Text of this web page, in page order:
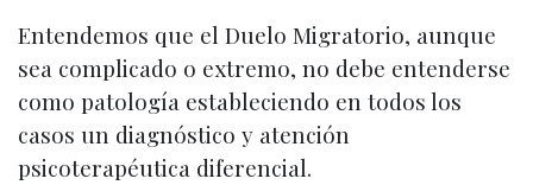
Entendemos que el Duelo Migratorio, aunque
sea complicado o extremo, no debe entenderse
como patología estableciendo en todos los
casos un diagnóstico y atención
psicoterapéutica diferencial.